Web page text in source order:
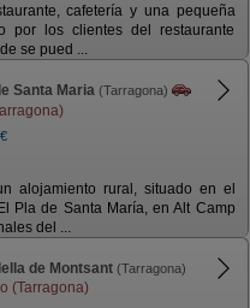
cafetería y una pequeña
por los clientes del restaurante
se pued ...
Santa Maria (Tarragona)
alojamiento rural, situado en el
Pla de Santa María, en Alt Camp
del ...
de Montsant (Tarragona)
(Tarragona)